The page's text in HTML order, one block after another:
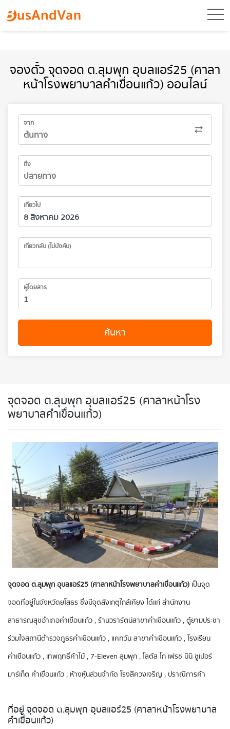
จองตั๋ว จุดจอด ต.ลุมพุก อุบลแอร์25 (ศาลา
หน้าโรงพยาบาลคำเขื่อนแก้ว) ออนไลน์
จาก
ถึง
เที่ยวไป
เที่ยวกลับ (ไม่บังคับ)
ผู้โดยสาร
ค้นหา
จุดจอด ต.ลุมพุก อุบลแอร์25 (ศาลาหน้าโรง
พยาบาลคำเขื่อนแก้ว)
จุดจอด ต.ลุมพุก อุบลแอร์25 (ศาลาหน้าโรงพยาบาลคำเขื่อนแก้ว) เป็นจุด
จอดที่อยู่ในจังหวัดยโสธร ซึ่งมีจุดสังเกตุใกล้เคียง ได้แก่ สำนักงาน
สาธารณสุขอำเภอคำเขื่อนแก้ว , ร้านวรารัตน์สาขาคำเขื่อนแก้ว , ตู้ยามประชา
ร่วมใจสถานีตำรวจภูธรคำเขื่อนแก้ว , แคทวัน สาขาคำเขื่อนแก้ว , โรงเรียน
คำเขื่อนแก้ว , เทพฤทธิ์ค้าไม้ , 7-Eleven ลุมพุก , โลตัส โก เฟรช มินิ ซูเปอร์
มาร์เก็ต คําเขื่อนแก้ว , ห้างหุ้นส่วนจํากัด โรงสีควงเจริญ , ปราณีการค้า
ที่อยู่ จุดจอด ต.ลุมพุก อุบลแอร์25 (ศาลาหน้าโรงพยาบาล
คำเขื่อนแก้ว)